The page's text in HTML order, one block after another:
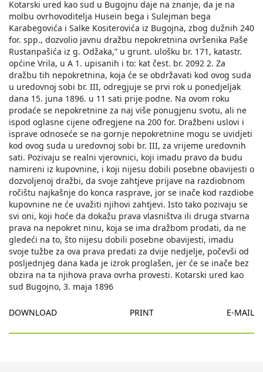
Kotarski ured kao sud u Bugojnu daje na znanje, da je na
molbu ovrhovoditelja Husein bega i Sulejman bega
Karabegovića i Salke Kositerovića iz Bugojna, zbog dužnih 240
for. spp., dozvolio javnu dražbu nepokretnina ovršenika Paše
Rustanpašića iz g. Odžaka,” u grunt. ulošku br. 171, katastr.
općine Vrila, u A 1. upisanih i to: kat čest. br. 2092 2. Za
dražbu tih nepokretnina, koja će se obdržavati kod ovog suda
u uredovnoj sobi br. III, odregjuje se prvi rok u ponedjeljak
dana 15. juna 1896. u 11 sati prije podne. Na ovom roku
prodaće se nepokretnine za naj više ponugjenu svotu, ali ne
ispod oglasne cijene ođregjene na 200 for. Dražbeni uslovi i
isprave odnoseće se na gornje nepokretnine mogu se uvidjeti
kod ovog suda u uredovnoj sobi br. III, za vrijeme uredovnih
sati. Pozivaju se realni vjerovnici, koji imadu pravo da budu
namireni iz kupovnine, i koji nijesu dobili posebne obavijesti o
dozvoljenoj dražbi, da svoje zahtjeve prijave na razdiobnom
ročištu najkašnje do konca rasprave, jor se inače kod razdiobe
kupovnine ne će uvažiti njihovi zahtjevi. Isto tako pozivaju se
svi oni, koji hoće da dokažu prava vlasništva ili druga stvarna
prava na nepokret ninu, koja se ima dražbom prodati, da ne
gledeći na to, što nijesu dobili posebne obavijesti, imadu
svoje tužbe za ova prava predati za dvije nedjelje, počevši od
posljednjeg dana kada je izrok proglašen, jer će se inače bez
obzira na ta njihova prava ovrha provesti. Kotarski ured kao
sud Bugojno, 3. maja 1896
DOWNLOAD PRINT E-MAIL